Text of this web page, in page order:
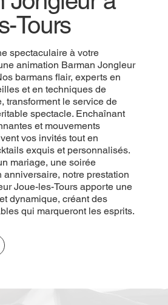
Tours
spectaculaire à votre
animation Barman Jongleur
barmans flair, experts en
et en techniques de
transforment le service de
spectacle. Enchaînant
et mouvements
vos invités tout en
exquis et personnalisés.
mariage, une soirée
anniversaire, notre prestation
Joue-les-Tours apporte une
dynamique, créant des
qui marqueront les esprits.